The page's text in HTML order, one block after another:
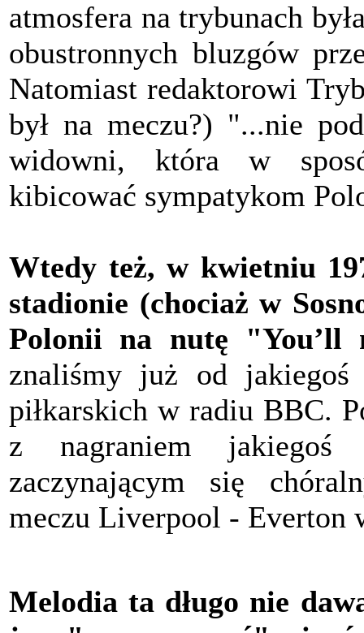
atmosfera na trybunach
obustronnych bluzgów
Natomiast redaktorowi
był na meczu?) "...nie
widowni, która w
kibicować sympatykom
Wtedy też, w kwietniu
stadionie (chociaż w
Polonii na nutę "You’ll
znaliśmy już od jakiegoś
piłkarskich w radiu BBC.
z nagraniem jakiegoś
zaczynającym się
meczu Liverpool - Everton
Melodia ta długo nie